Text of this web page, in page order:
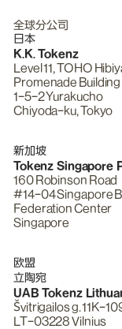
全球分公司
日本
K.K. Tokenz
Level 11, TOHO
Promenade Building
1-5-2 Yurakucho
Chiyoda-ku, Tokyo
新加坡
Tokenz Singapore
160 Robinson Road
#14-04 Singapore
Federation Center
Singapore
欧盟
立陶宛
UAB Tokenz
Švitrigailos g. 11K-
LT-03228 Vilnius